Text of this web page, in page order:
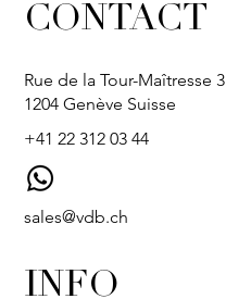
CONTACT
Rue de la Tour-Maîtresse 3
1204 Genève Suisse
+41 22 312 03 44
sales@vdb.ch
INFO